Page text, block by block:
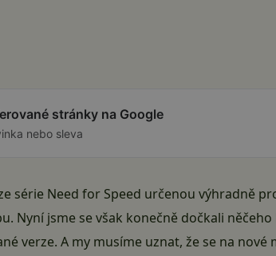
stránky na Google
nebo sleva
série Need for Speed určenou výhradně
Nyní jsme se však konečně dočkali
verze. A my musíme uznat, že se na